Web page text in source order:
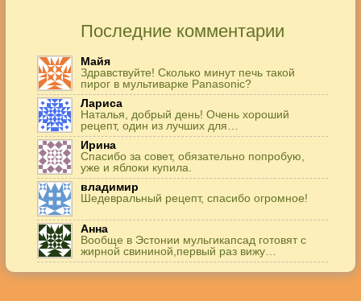
Последние комментарии
Майя
Здравствуйте! Сколько минут печь такой
пирог в мультиварке Panasonic?
Лариса
Наталья, добрый день! Очень хороший
рецепт, один из лучших для…
Ирина
Спасибо за совет, обязательно попробую,
уже и яблоки купила.
владимир
Шедевральный рецепт, спасибо огромное!
Анна
Вообще в Эстонии мульгикапсад готовят с
жирной свининой,первый раз вижу…
Игорь